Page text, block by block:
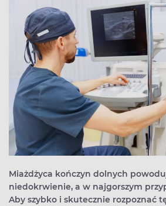
Miażdżyca kończyn dolnych
niedokrwienie, a w najgorszym
Aby szybko i skutecznie rozpoznać